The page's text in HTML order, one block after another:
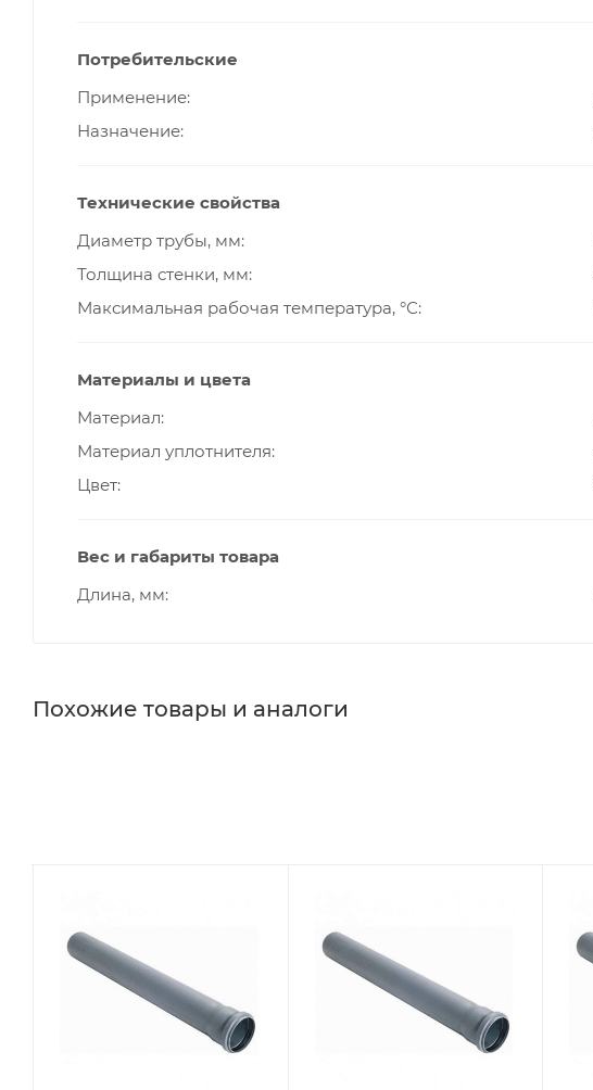
Потребительские
Применение
Назначение
Технические свойства
Диаметр трубы, мм
Толщина стенки, мм
Максимальная рабочая температура, °С
Материалы и цвета
Материал
Материал уплотнителя
Цвет
Вес и габариты товара
Длина, мм
Похожие товары и аналоги